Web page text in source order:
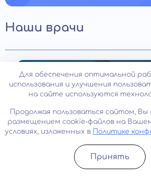
Наши врачи
Стаж: 33 года
Записатьcя
Для обеспечения оптимальной
использования и улучшения
на сайте используются
Продолжая пользоваться сайтом,
размещением cookie-файлов на
условиях, изложенных в
Политике
Принять